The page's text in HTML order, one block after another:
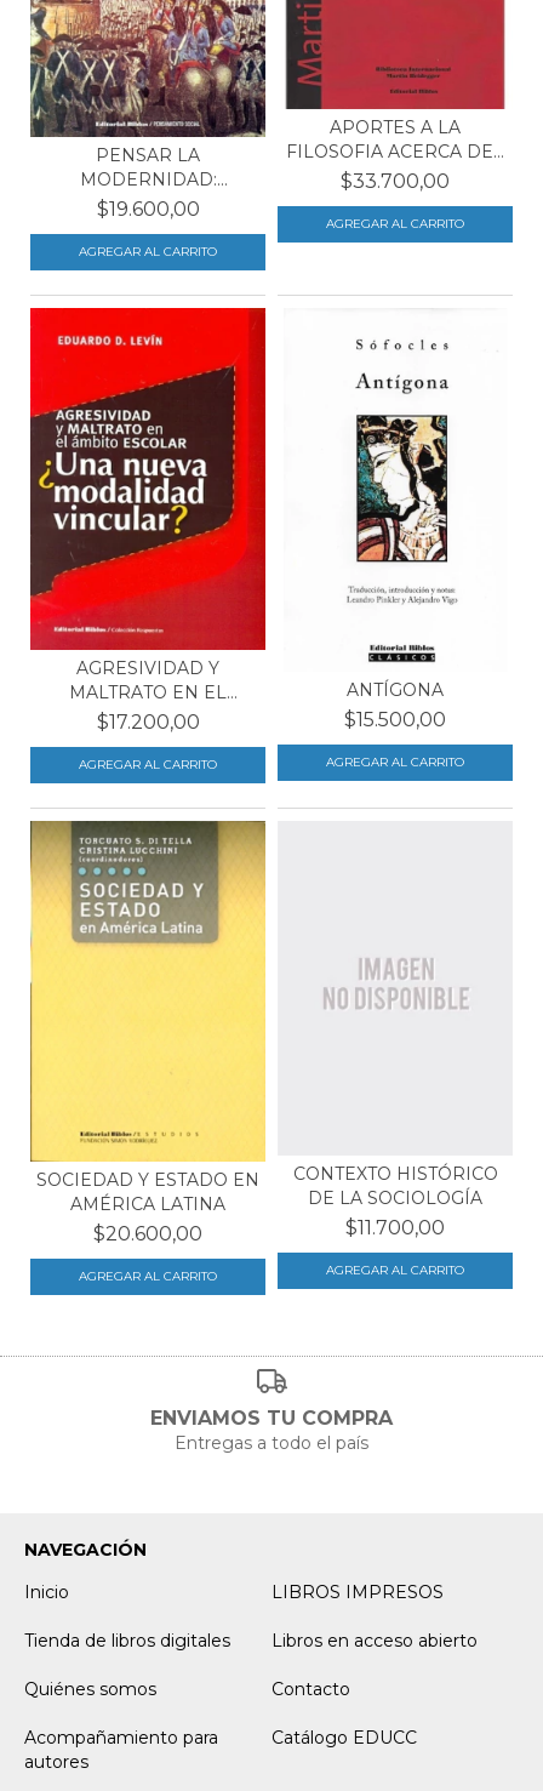
PENSAR LA
MODERNIDAD:
ESCENAS Y ACTORES...
$19.600,00
APORTES A LA
FILOSOFIA ACERCA DEL
EVENTO
$33.700,00
AGRESIVIDAD Y
MALTRATO EN EL
ÁMBITO ESCO...
$17.200,00
ANTÍGONA
$15.500,00
SOCIEDAD Y ESTADO EN
AMÉRICA LATINA
$20.600,00
CONTEXTO HISTÓRICO
DE LA SOCIOLOGÍA
$11.700,00
ENVIAMOS TU COMPRA
Entregas a todo el país
NAVEGACIÓN
Inicio
LIBROS IMPRESOS
Tienda de libros digitales Libros en acceso abierto
Quiénes somos Contacto
Acompañamiento para
autores
Catálogo EDUCC